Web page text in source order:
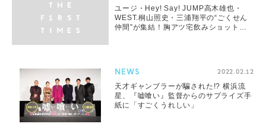
ユージ・Hey! Say! JUMP高木雄也・
WEST.桐山照史・三浦翔平の“ごくせん
仲間”が集結！胸アツ宅飲みショット公
NEWS 2022.02.12
天才ギャンブラーが騙された!? 横浜流
星、『嘘喰い』監督からのサプライズ手
紙に「すごくうれしい」